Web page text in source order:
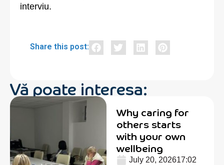
interviu.
Share this post:
Vă poate interesa:
Why caring for
others starts
with your own
wellbeing
July 20, 202617:02